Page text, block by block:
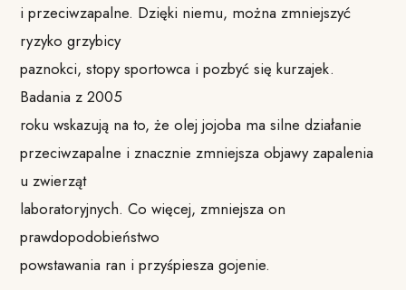
i przeciwzapalne. Dzięki niemu, można zmniejszyć
ryzyko grzybicy
paznokci, stopy sportowca i pozbyć się kurzajek.
Badania z 2005
roku wskazują na to, że olej jojoba ma silne działanie
przeciwzapalne i znacznie zmniejsza objawy zapalenia
u zwierząt
laboratoryjnych. Co więcej, zmniejsza on
prawdopodobieństwo
powstawania ran i przyśpiesza gojenie.